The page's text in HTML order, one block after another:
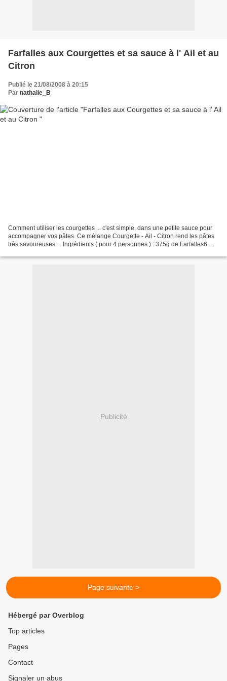
Farfalles aux Courgettes et sa sauce à l' Ail et au
Citron
Publié le 21/08/2008 à 20:15
Par nathalie_B
Comment utiliser les courgettes ... c'est simple, dans une petite sauce pour
accompagner vos pâtes. Ce mélange Courgette - Ail - Citron rend les pâtes
très savoureuses ... Ingrédients ( pour 4 personnes ) : 375g de Farfalles6
Publicité
Page suivante >
Hébergé par Overblog
Top articles
Pages
Contact
Signaler un abus